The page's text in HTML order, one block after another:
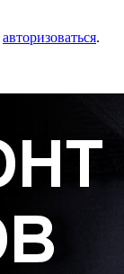
авторизоваться.